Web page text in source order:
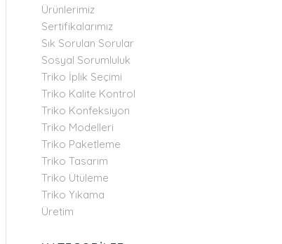
Ürünlerimiz
Sertifikalarımız
Sık Sorulan Sorular
Sosyal Sorumluluk
Triko İplik Seçimi
Triko Kalite Kontrol
Triko Konfeksiyon
Triko Modelleri
Triko Paketleme
Triko Tasarım
Triko Ütüleme
Triko Yıkama
Üretim